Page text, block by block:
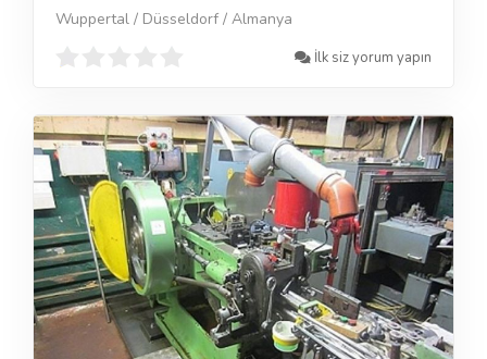
Wuppertal / Düsseldorf / Almanya
İlk siz yorum yapın